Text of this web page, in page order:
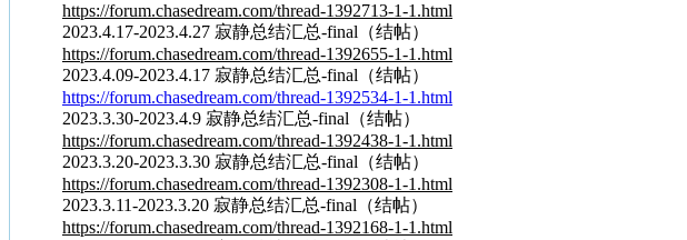
https://forum.chasedream.com/thread-1392713-1-1.html
2023.4.17-2023.4.27 寂静总结汇总-final（结帖）
https://forum.chasedream.com/thread-1392655-1-1.html
2023.4.09-2023.4.17 寂静总结汇总-final（结帖）
https://forum.chasedream.com/thread-1392534-1-1.html
2023.3.30-2023.4.9 寂静总结汇总-final（结帖）
https://forum.chasedream.com/thread-1392438-1-1.html
2023.3.20-2023.3.30 寂静总结汇总-final（结帖）
https://forum.chasedream.com/thread-1392308-1-1.html
2023.3.11-2023.3.20 寂静总结汇总-final（结帖）
https://forum.chasedream.com/thread-1392168-1-1.html